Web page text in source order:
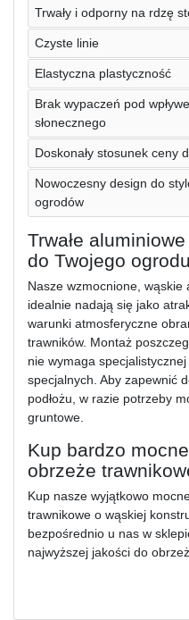
Trwały i odporny na rdzę
Czyste linie
Elastyczna plastyczność
Brak wypaczeń pod
słonecznego
Doskonały stosunek ceny
Nowoczesny design do
ogrodów
Trwałe
do Twojego ogrodu
Nasze wzmocnione,
idealnie nadają się jako
warunki atmosferyczne
trawników. Montaż
nie wymaga
specjalnych. Aby zapewnić
podłożu, w razie potrzeby
gruntowe.
Kup bardzo
obrzeże
Kup nasze wyjątkowo
trawnikowe o wąskiej
bezpośrednio u nas w
najwyższej jakości do